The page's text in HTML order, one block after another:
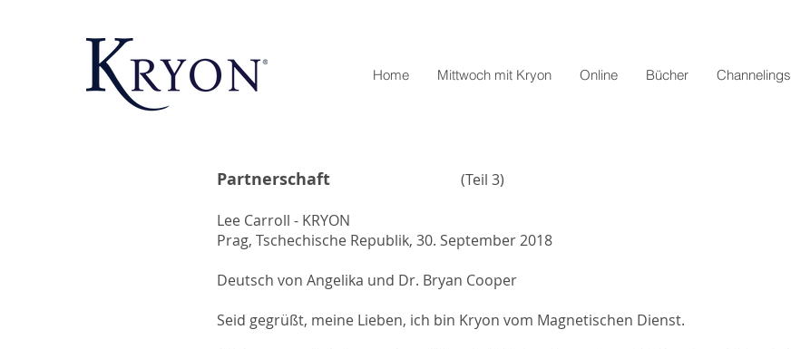
Home Mittwoch mit Kryon Online Bücher Channelings
Partnerschaft (Teil 3)
Lee Carroll - KRYON
Prag, Tschechische Republik, 30. September 2018
Deutsch von Angelika und Dr. Bryan Cooper
Seid gegrüßt, meine Lieben, ich bin Kryon vom Magnetischen Dienst.